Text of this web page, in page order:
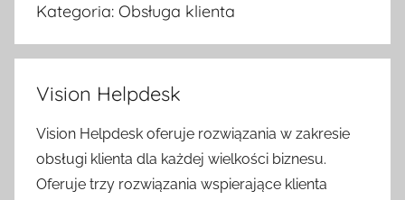
Kategoria: Obsługa klienta
Vision Helpdesk
Vision Helpdesk oferuje rozwiązania w zakresie
obsługi klienta dla każdej wielkości biznesu.
Oferuje trzy rozwiązania wspierające klienta